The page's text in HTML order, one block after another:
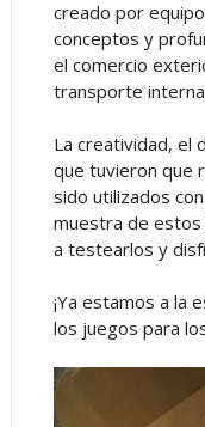
creado por
conceptos y
el comercio
transporte
La creatividad, el
que tuvieron que
sido utilizados
muestra de estos
a testearlos y
¡Ya estamos a la
los juegos para